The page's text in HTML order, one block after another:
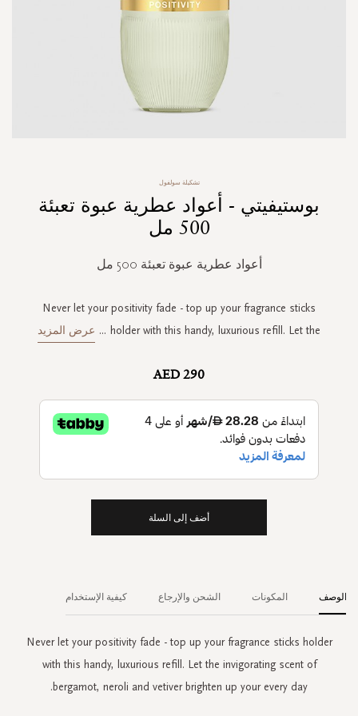
beginning
تشكيلة سولفول
بوستيفيتي - أعواد عطرية عبوة تعبئة
500 مل
أعواد عطرية عبوة تعبئة 500 مل
Never let your positivity fade - top up your fragrance sticks
holder with this handy, luxurious refill. Let the
... عرض المزيد
AED 290
أضف إلى السلة
الوصف
Never let your positivity fade - top up your fragrance sticks holder
with this handy, luxurious refill. Let the invigorating scent of
bergamot, neroli and vetiver brighten up your every day.
المكونات الشحن والإرجاع كيفية الإستخدام